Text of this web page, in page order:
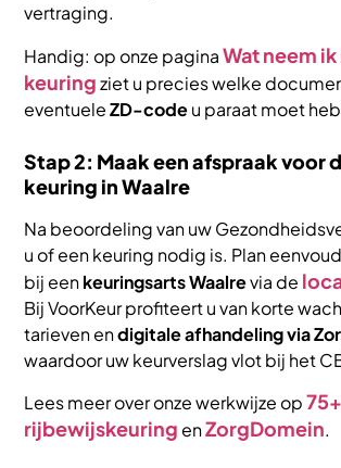
vertraging.
Handig: op onze paginaWat neem
keuringziet u precies welke
eventueleZD-codeu paraat moet
Stap 2: Maak een afspraak voor
keuring in Waalre
Na beoordeling van uw
u of een keuring nodig is. Plan
bij eenkeuringsarts Waalrevia de
Bij VoorKeur profiteert u van korte
tarieven endigitale afhandeling via
waardoor uw keurverslag vlot bij het
Lees meer over onze werkwijze op75+
rijbewijskeuringenZorgDomein.